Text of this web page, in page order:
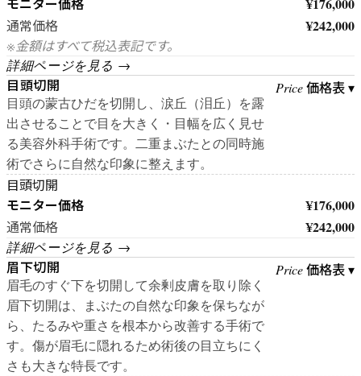
通常価格 ¥242,000
※金額はすべて税込表記です。
詳細ページを見る →
目頭切開
目頭の蒙古ひだを切開し、涙丘（泪丘）を露
出させることで目を大きく・目幅を広く見せ
る美容外科手術です。二重まぶたとの同時施
術でさらに自然な印象に整えます。
Price価格表 ▾
目頭切開
モニター価格 ¥176,000
通常価格 ¥242,000
詳細ページを見る →
眉下切開
眉毛のすぐ下を切開して余剰皮膚を取り除く
眉下切開は、まぶたの自然な印象を保ちなが
ら、たるみや重さを根本から改善する手術で
す。傷が眉毛に隠れるため術後の目立ちにく
さも大きな特長です。
Price価格表 ▾